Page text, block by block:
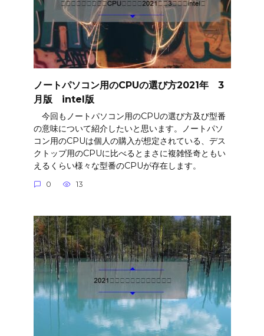
ノートパソコン用のCPUの選び方2021年 3
月版 intel版
今回もノートパソコン用のCPUの選び方及び型番
の意味について紹介したいと思います。ノートパソ
コン用のCPUは個人の購入が想定されている、デス
クトップ用のCPUに比べるとまさに複雑怪奇ともい
えるくらい様々な型番のCPUが存在します。
0 13